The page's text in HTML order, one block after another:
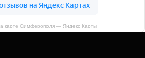
карте Симферополя — Яндекс Карты